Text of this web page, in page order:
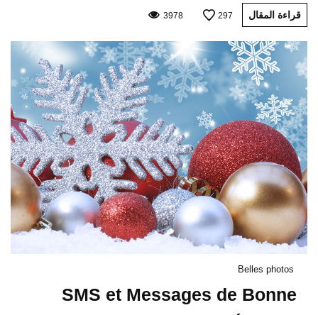
قراءة المقال 297
3978
Belles photos
SMS et Messages de Bonne